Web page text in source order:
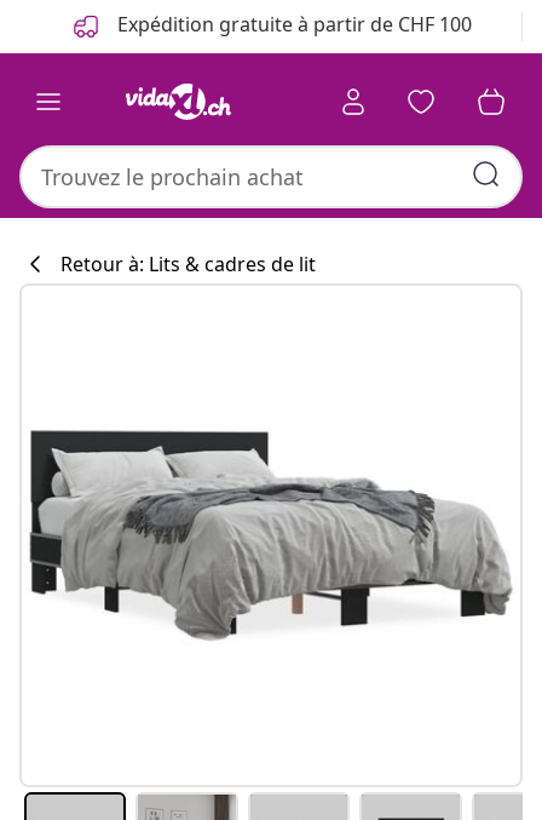
Précédent Expédition gratuite à partir de CHF 100
Retour à: Lits & cadres de lit